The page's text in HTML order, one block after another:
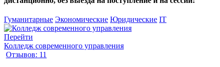
Гуманитарные Экономические Юридические IT
Перейти
Колледж современного управления
Отзывов: 11